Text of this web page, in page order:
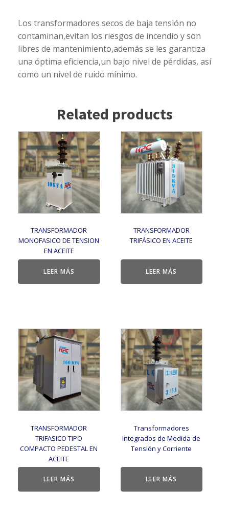
Los transformadores secos de baja tensión no
contaminan,evitan los riesgos de incendio y son
libres de mantenimiento,además se les garantiza
una óptima eficiencia,un bajo nivel de pérdidas, así
como un nivel de ruido mínimo.
Related products
TRANSFORMADOR
MONOFASICO DE TENSION
EN ACEITE
LEER MÁS
TRANSFORMADOR
TRIFÁSICO EN ACEITE
LEER MÁS
TRANSFORMADOR
TRIFASICO TIPO
COMPACTO PEDESTAL EN
ACEITE
LEER MÁS
Transformadores
Integrados de Medida de
Tensión y Corriente
LEER MÁS